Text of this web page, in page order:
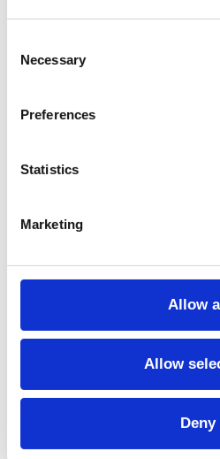
Selection
Necessary
Preferences
Statistics
Marketing
Allow all
Allow
Deny
Efter vægøvelserne
dig selv og hinanden og
gyldigt coronapas.
Krediteringer
Urban Jörén